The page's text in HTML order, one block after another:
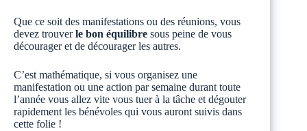
Que ce soit des manifestations ou des réunions, vous
devez trouverle bon équilibre sous peine de vous
décourager et de décourager les autres.
C’est mathématique, si vous organisez une
manifestation ou une action par semaine durant toute
l’année vous allez vite vous tuer à la tâche et dégouter
rapidement les bénévoles qui vous auront suivis dans
cette folie !